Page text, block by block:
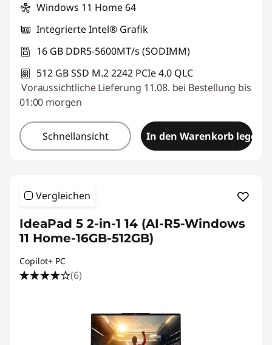
Windows 11 Home 64
Integrierte Intel® Grafik
16 GB DDR5-5600MT/s (SODIMM)
512 GB SSD M.2 2242 PCIe 4.0 QLC
Voraussichtliche Lieferung 11.08. bei Bestellung bis
01:00 morgen
Schnellansicht In den Warenkorb legen
Vergleichen
IdeaPad 5 2-in-1 14 (AI-R5-Windows
11 Home-16GB-512GB)
Copilot+ PC
(6)